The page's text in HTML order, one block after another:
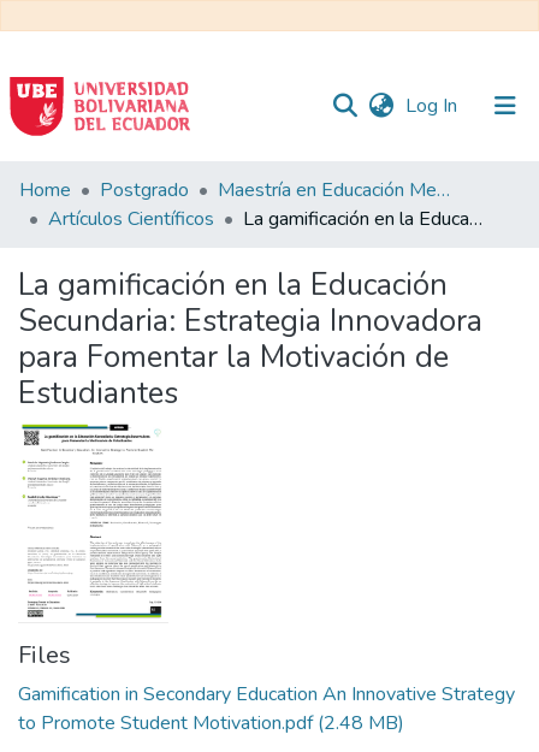
Log In (current)
Communities
&
All of DSpace
Statistics
Home Postgrado
Maestría en Educación Mención en Pedagogía en Entornos Digitales
Artículos Científicos
La gamificación en la Educación Secundaria: Estrategia Innovadora para Fomentar la Motivación de Estudiantes
La gamificación en la Educación
Secundaria: Estrategia Innovadora
para Fomentar la Motivación de
Estudiantes
Files
Gamification in Secondary Education An Innovative Strategy
to Promote Student Motivation.pdf(2.48 MB)